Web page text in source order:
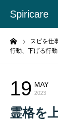
Spiricare
スピを仕
行動、下げる行動
19 MAY
2023
霊格を